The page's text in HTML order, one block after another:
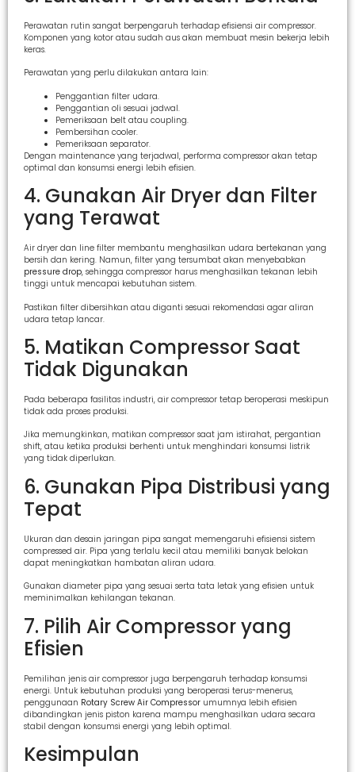
Perawatan rutin sangat berpengaruh terhadap efisiensi air compressor.
Komponen yang kotor atau sudah aus akan membuat mesin bekerja lebih
keras.
Perawatan yang perlu dilakukan antara lain:
Penggantian filter udara.
Penggantian oli sesuai jadwal.
Pemeriksaan belt atau coupling.
Pembersihan cooler.
Pemeriksaan separator.
Dengan maintenance yang terjadwal, performa compressor akan tetap
optimal dan konsumsi energi lebih efisien.
4. Gunakan Air Dryer dan Filter
yang Terawat
Air dryer dan line filter membantu menghasilkan udara bertekanan yang
bersih dan kering. Namun, filter yang tersumbat akan menyebabkan
pressure drop, sehingga compressor harus menghasilkan tekanan lebih
tinggi untuk mencapai kebutuhan sistem.
Pastikan filter dibersihkan atau diganti sesuai rekomendasi agar aliran
udara tetap lancar.
5. Matikan Compressor Saat
Tidak Digunakan
Pada beberapa fasilitas industri, air compressor tetap beroperasi meskipun
tidak ada proses produksi.
Jika memungkinkan, matikan compressor saat jam istirahat, pergantian
shift, atau ketika produksi berhenti untuk menghindari konsumsi listrik
yang tidak diperlukan.
6. Gunakan Pipa Distribusi yang
Tepat
Ukuran dan desain jaringan pipa sangat memengaruhi efisiensi sistem
compressed air. Pipa yang terlalu kecil atau memiliki banyak belokan
dapat meningkatkan hambatan aliran udara.
Gunakan diameter pipa yang sesuai serta tata letak yang efisien untuk
meminimalkan kehilangan tekanan.
7. Pilih Air Compressor yang
Efisien
Pemilihan jenis air compressor juga berpengaruh terhadap konsumsi
energi. Untuk kebutuhan produksi yang beroperasi terus-menerus,
penggunaan Rotary Screw Air Compressor umumnya lebih efisien
dibandingkan jenis piston karena mampu menghasilkan udara secara
stabil dengan konsumsi energi yang lebih optimal.
Kesimpulan